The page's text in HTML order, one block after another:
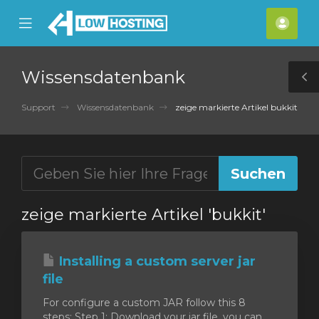
Mobile
Menu
Wissensdatenbank
Support Wissensdatenbank zeige markierte Artikel bukkit
zeige markierte Artikel 'bukkit'
Installing a custom server jar
file
For configure a custom JAR follow this 8